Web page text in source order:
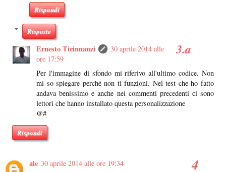
Rispondi
Risposte
Ernesto Tirinnanzi
30 aprile 2014 alle
ore 17:59
Per l'immagine di sfondo mi riferivo all'ultimo codice. Non
mi so spiegare perché non ti funzioni. Nel test che ho fatto
andava benissimo e anche nei commenti precedenti ci sono
lettori che hanno installato questa personalizzazione
@#
Rispondi
ale 30 aprile 2014 alle ore 19:34